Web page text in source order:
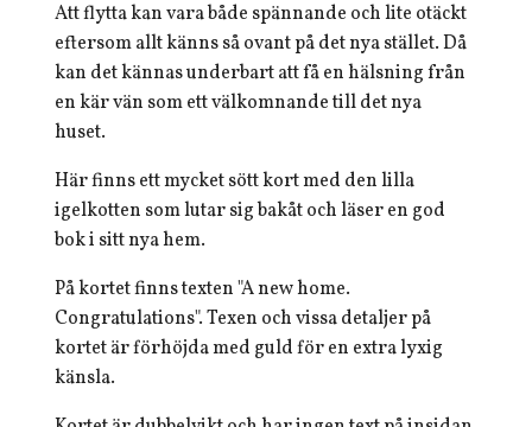
Att flytta kan vara både spännande och lite otäckt
eftersom allt känns så ovant på det nya stället. Då
kan det kännas underbart att få en hälsning från
en kär vän som ett välkomnande till det nya
huset.
Här finns ett mycket sött kort med den lilla
igelkotten som lutar sig bakåt och läser en god
bok i sitt nya hem.
På kortet finns texten "A new home.
Congratulations". Texen och vissa detaljer på
kortet är förhöjda med guld för en extra lyxig
känsla.